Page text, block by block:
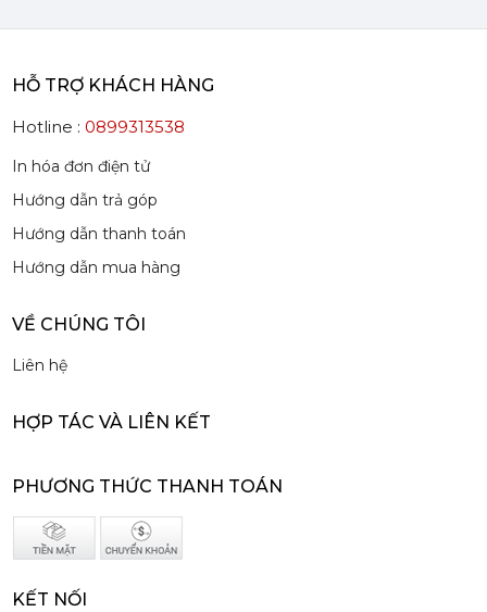
215,000 đ
202,000
215,000 đ
HỖ TRỢ KHÁCH HÀNG
Hotline :0899313538
In hóa đơn điện tử
Hướng dẫn trả góp
Hướng dẫn thanh toán
Hướng dẫn mua hàng
VỀ CHÚNG TÔI
Liên hệ
HỢP TÁC VÀ LIÊN KẾT
PHƯƠNG THỨC THANH TOÁN
KẾT NỐI